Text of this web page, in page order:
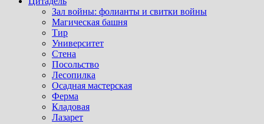
Зал войны: фолианты и свитки войны
Магическая башня
Тир
Университет
Стена
Посольство
Лесопилка
Осадная мастерская
Ферма
Кладовая
Лазарет